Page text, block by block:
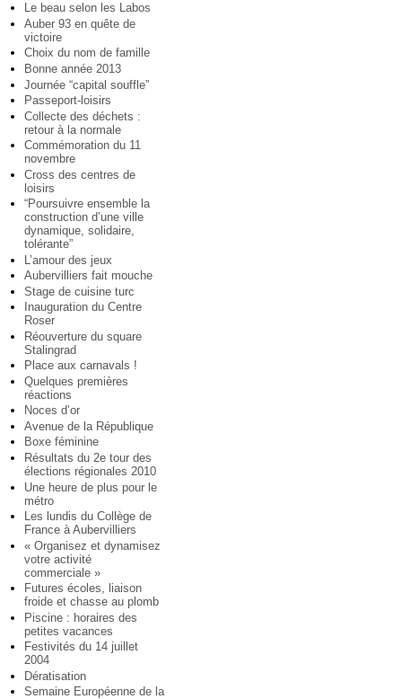
Le beau selon les Labos
Auber 93 en quête de
victoire
Choix du nom de famille
Bonne année 2013
Journée “capital souffle”
Passeport-loisirs
Collecte des déchets :
retour à la normale
Commémoration du 11
novembre
Cross des centres de
loisirs
“Poursuivre ensemble la
construction d’une ville
dynamique, solidaire,
tolérante”
L’amour des jeux
Aubervilliers fait mouche
Stage de cuisine turc
Inauguration du Centre
Roser
Réouverture du square
Stalingrad
Place aux carnavals !
Quelques premières
réactions
Noces d’or
Avenue de la République
Boxe féminine
Résultats du 2e tour des
élections régionales 2010
Une heure de plus pour le
métro
Les lundis du Collège de
France à Aubervilliers
« Organisez et dynamisez
votre activité
commerciale »
Futures écoles, liaison
froide et chasse au plomb
Piscine : horaires des
petites vacances
Festivités du 14 juillet
2004
Dératisation
Semaine Européenne de la